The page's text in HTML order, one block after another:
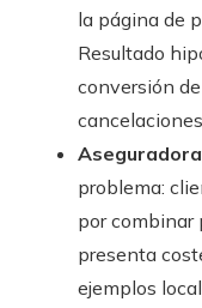
la página de
Resultado
conversión
problema:
por combinar
presenta
ejemplos